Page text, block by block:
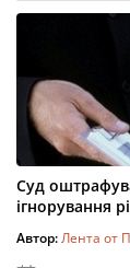
Суд
ігнорування
Автор:Лента от